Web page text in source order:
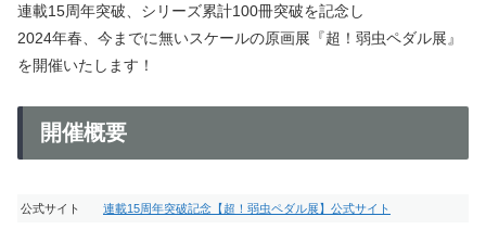
連載15周年突破、シリーズ累計100冊突破を記念し
2024年春、今までに無いスケールの原画展『超！弱虫ペダル展』
を開催いたします！
開催概要
公式サイト 連載15周年突破記念【超！弱虫ペダル展】公式サイト